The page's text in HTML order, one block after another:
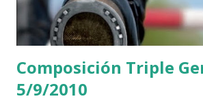
Composición Triple
5/9/2010